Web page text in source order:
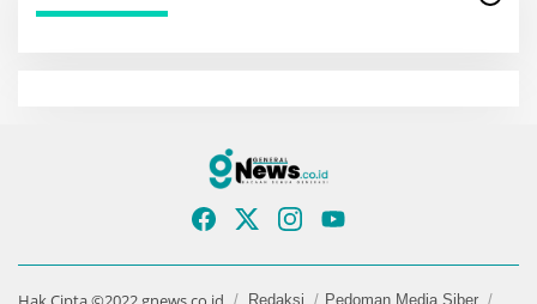
Redaksi Pedoman Media Siber